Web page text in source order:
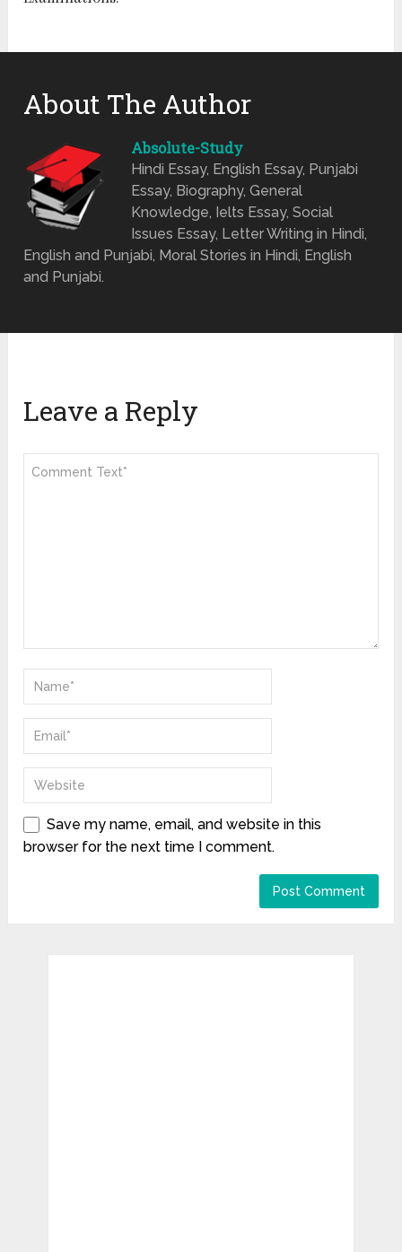
About The Author
Absolute-Study
Hindi Essay, English Essay, Punjabi
Essay, Biography, General
Knowledge, Ielts Essay, Social
Issues Essay, Letter Writing in Hindi,
English and Punjabi, Moral Stories in Hindi, English
and Punjabi.
Leave a Reply
Save my name, email, and website in this
browser for the next time I comment.